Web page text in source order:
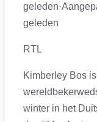
geleden·
geleden
RTL
Kimberley Bos
winter in het